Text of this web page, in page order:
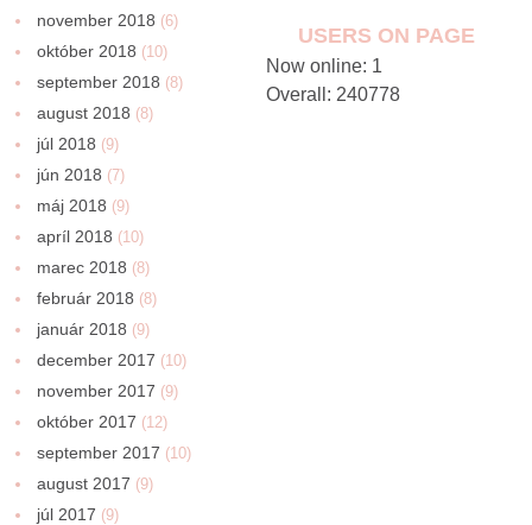
november 2018 (6)
október 2018 (10)
september 2018 (8)
august 2018 (8)
júl 2018 (9)
jún 2018 (7)
máj 2018 (9)
apríl 2018 (10)
marec 2018 (8)
február 2018 (8)
január 2018 (9)
december 2017 (10)
november 2017 (9)
október 2017 (12)
september 2017 (10)
august 2017 (9)
júl 2017 (9)
USERS ON PAGE
Now online: 1
Overall: 240778